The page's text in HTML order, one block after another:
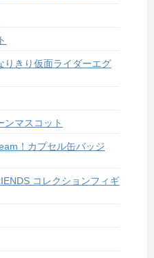
きり仮面ライダーエグ
マスコット
！カプセル缶バッジ
コレクションフィギ